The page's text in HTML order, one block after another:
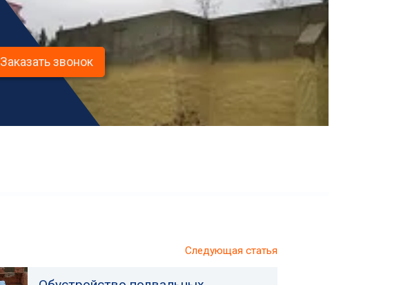
Заказать звонок
Следующая статья